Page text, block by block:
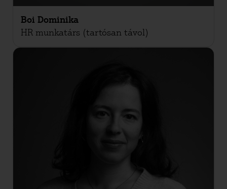
Boi Dominika
HR munkatárs (tartósan távol)